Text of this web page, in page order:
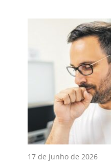
17 de junho de 2026